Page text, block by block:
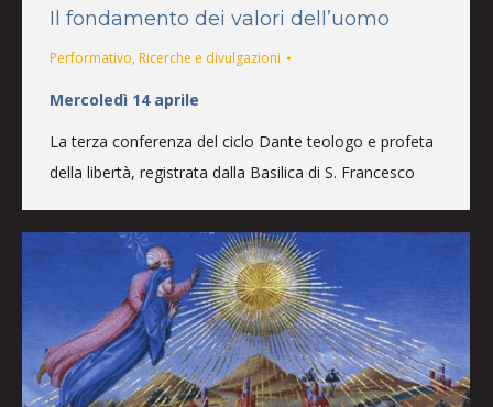
Il fondamento dei valori dell’uomo
Performativo, Ricerche e divulgazioni
Mercoledì 14 aprile
La terza conferenza del ciclo Dante teologo e profeta
della libertà, registrata dalla Basilica di S. Francesco